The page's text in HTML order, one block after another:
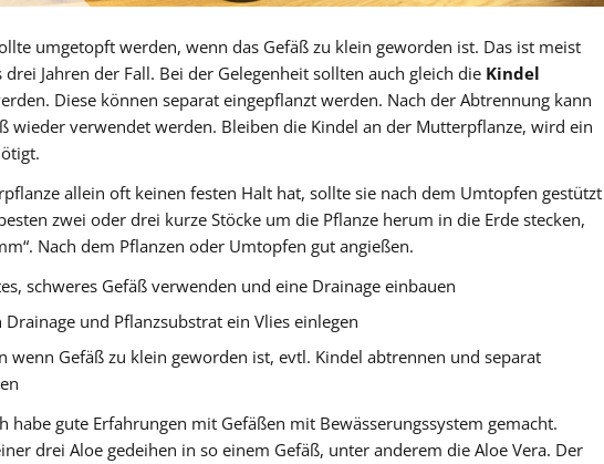
umgetopft werden, wenn das Gefäß zu klein geworden ist. Das ist meist
drei Jahren der Fall. Bei der Gelegenheit sollten auch gleich die Kindel
Diese können separat eingepflanzt werden. Nach der Abtrennung kann
wieder verwendet werden. Bleiben die Kindel an der Mutterpflanze, wird ein
allein oft keinen festen Halt hat, sollte sie nach dem Umtopfen gestützt
zwei oder drei kurze Stöcke um die Pflanze herum in die Erde stecken,
Nach dem Pflanzen oder Umtopfen gut angießen.
schweres Gefäß verwenden und eine Drainage einbauen
Drainage und Pflanzsubstrat ein Vlies einlegen
wenn Gefäß zu klein geworden ist, evtl. Kindel abtrennen und separat
habe gute Erfahrungen mit Gefäßen mit Bewässerungssystem gemacht.
drei Aloe gedeihen in so einem Gefäß, unter anderem die Aloe Vera. Der